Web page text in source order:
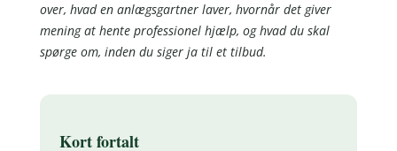
over, hvad en anlægsgartner laver, hvornår det giver
mening at hente professionel hjælp, og hvad du skal
spørge om, inden du siger ja til et tilbud.
Kort fortalt